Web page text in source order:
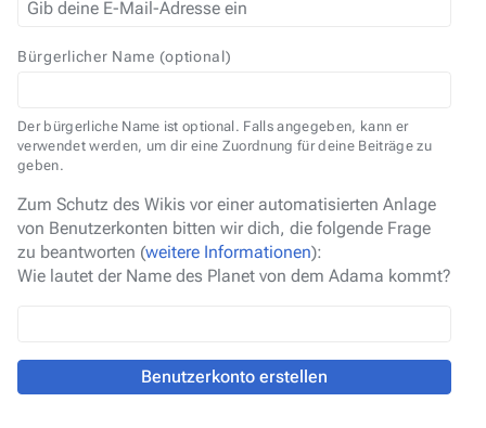
Bürgerlicher Name (optional)
Der bürgerliche Name ist optional. Falls angegeben, kann er
verwendet werden, um dir eine Zuordnung für deine Beiträge zu
geben.
Zum Schutz des Wikis vor einer automatisierten Anlage
von Benutzerkonten bitten wir dich, die folgende Frage
zu beantworten (weitere Informationen):
Wie lautet der Name des Planet von dem Adama kommt?
Benutzerkonto erstellen